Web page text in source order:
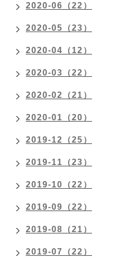
2020-06（22）
2020-05（23）
2020-04（12）
2020-03（22）
2020-02（21）
2020-01（20）
2019-12（25）
2019-11（23）
2019-10（22）
2019-09（22）
2019-08（21）
2019-07（22）